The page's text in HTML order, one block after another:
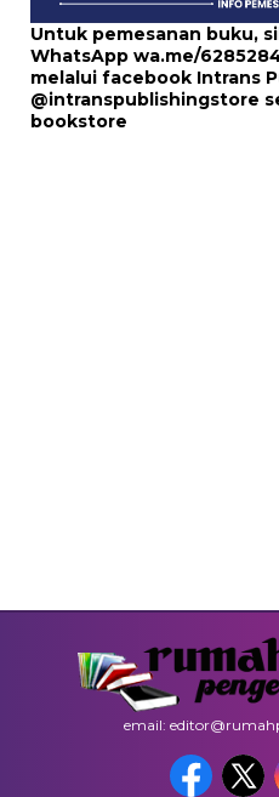
Untuk pemesanan buku,
WhatsApp wa.me/
melalui facebook Intrans
@intranspublishingstore
bookstore
email: